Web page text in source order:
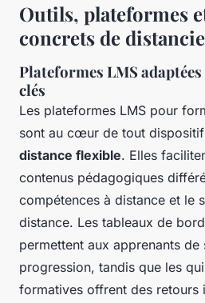
Outils, plateformes
concrets de
Plateformes LMS
clés
Les plateformes LMS pour
sont au cœur de tout dispositif
distance flexible. Elles
contenus pédagogiques
compétences à distance et le
distance. Les tableaux de
permettent aux apprenants de
progression, tandis que les
formatives offrent des retours